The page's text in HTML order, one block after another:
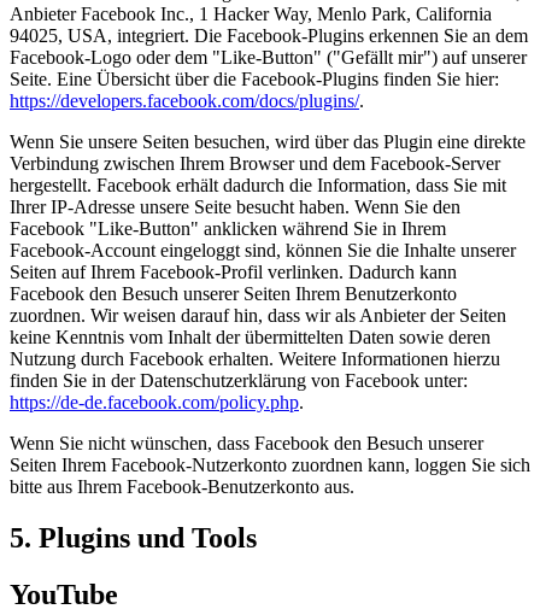
Anbieter Facebook Inc., 1 Hacker Way, Menlo Park, California
94025, USA, integriert. Die Facebook-Plugins erkennen Sie an dem
Facebook-Logo oder dem "Like-Button" ("Gefällt mir") auf unserer
Seite. Eine Übersicht über die Facebook-Plugins finden Sie hier:
https://developers.facebook.com/docs/plugins/.
Wenn Sie unsere Seiten besuchen, wird über das Plugin eine direkte
Verbindung zwischen Ihrem Browser und dem Facebook-Server
hergestellt. Facebook erhält dadurch die Information, dass Sie mit
Ihrer IP-Adresse unsere Seite besucht haben. Wenn Sie den
Facebook "Like-Button" anklicken während Sie in Ihrem
Facebook-Account eingeloggt sind, können Sie die Inhalte unserer
Seiten auf Ihrem Facebook-Profil verlinken. Dadurch kann
Facebook den Besuch unserer Seiten Ihrem Benutzerkonto
zuordnen. Wir weisen darauf hin, dass wir als Anbieter der Seiten
keine Kenntnis vom Inhalt der übermittelten Daten sowie deren
Nutzung durch Facebook erhalten. Weitere Informationen hierzu
finden Sie in der Datenschutzerklärung von Facebook unter:
https://de-de.facebook.com/policy.php.
Wenn Sie nicht wünschen, dass Facebook den Besuch unserer
Seiten Ihrem Facebook-Nutzerkonto zuordnen kann, loggen Sie sich
bitte aus Ihrem Facebook-Benutzerkonto aus.
5. Plugins und Tools
YouTube